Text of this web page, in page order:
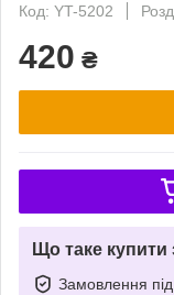
Код: YT-5202
420 ₴
Що таке
Замовлення